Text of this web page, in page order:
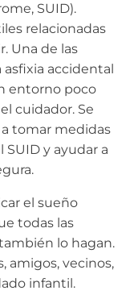
SUID).
relacionadas
Una de las
asfixia accidental
entorno poco
cuidador. Se
tomar medidas
y ayudar a
el sueño
todas las
lo hagan.
amigos, vecinos,
infantil.